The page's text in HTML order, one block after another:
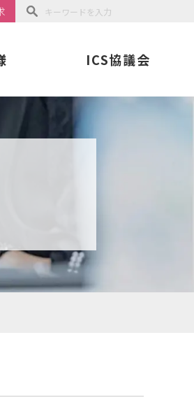
ICS協議会